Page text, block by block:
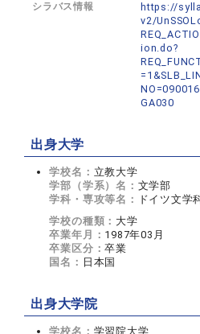
シラバス情報
https://
v2/
ion.do?
GA030
出身大学
学校名： 立教大学
学部（学系）名： 文学部
学科・専攻等名：
ドイツ文学
学校の種類： 大学
卒業年月： 1987年03月
卒業区分：卒業
国名： 日本国
出身大学院
学校名： 学習院大学